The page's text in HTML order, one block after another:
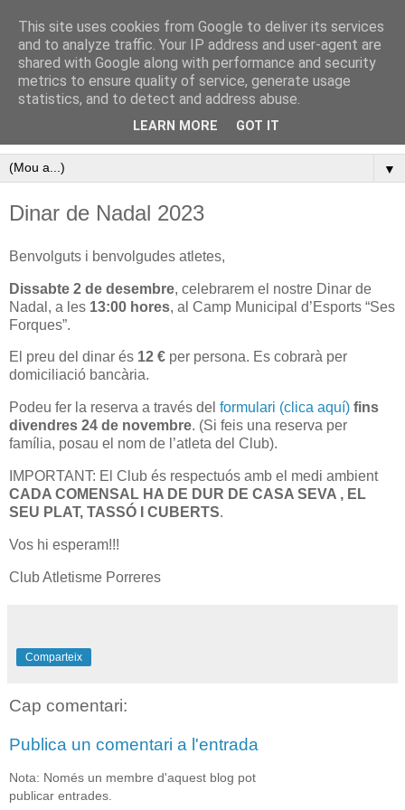
Pàgina oficial del Club
Atletisme Porreres
Disfruta de l’atletisme a Porreres
▼
Dinar de Nadal 2023
Benvolguts i benvolgudes atletes,
Dissabte 2 de desembre, celebrarem el nostre Dinar de
Nadal, a les 13:00 hores, al Camp Municipal d’Esports “Ses
Forques”.
El preu del dinar és 12 € per persona. Es cobrarà per
domiciliació bancària.
Podeu fer la reserva a través del formulari (clica aquí) fins
divendres 24 de novembre. (Si feis una reserva per
família, posau el nom de l’atleta del Club).
IMPORTANT: El Club és respectuós amb el medi ambient
CADA COMENSAL HA DE DUR DE CASA SEVA , EL
SEU PLAT, TASSÓ I CUBERTS.
Vos hi esperam!!!
Club Atletisme Porreres
Comparteix
Cap comentari:
Publica un comentari a l'entrada
Nota: Només un membre d'aquest blog pot
publicar entrades.
This site uses cookies from Google to deliver its services
and to analyze traffic. Your IP address and user-agent are
shared with Google along with performance and security
metrics to ensure quality of service, generate usage
statistics, and to detect and address abuse.
LEARN MORE GOT IT